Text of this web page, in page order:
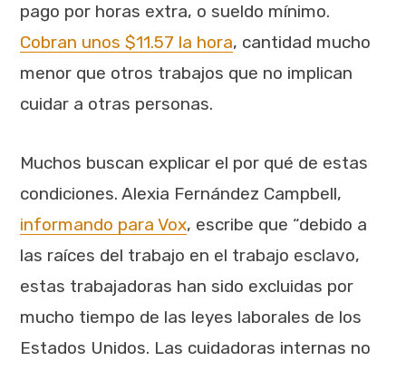
pago por horas extra, o sueldo mínimo.
Cobran unos $11.57 la hora, cantidad mucho
menor que otros trabajos que no implican
cuidar a otras personas.
Muchos buscan explicar el por qué de estas
condiciones. Alexia Fernández Campbell,
informando para Vox, escribe que “debido a
las raíces del trabajo en el trabajo esclavo,
estas trabajadoras han sido excluidas por
mucho tiempo de las leyes laborales de los
Estados Unidos. Las cuidadoras internas no